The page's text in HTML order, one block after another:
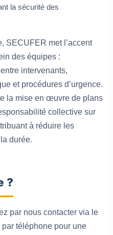
la sécurité des
SECUFER met l’accent
des équipes :
intervenants,
et procédures d’urgence.
la mise en œuvre de plans
collective sur
à réduire les
durée.
?
par nous contacter via le
téléphone pour une